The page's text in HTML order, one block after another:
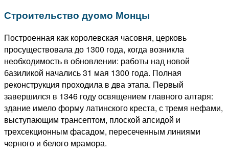
Строительство дуомо Монцы
Построенная как королевская часовня, церковь
просуществовала до 1300 года, когда возникла
необходимость в обновлении: работы над новой
базиликой начались 31 мая 1300 года. Полная
реконструкция проходила в два этапа. Первый
завершился в 1346 году освящением главного алтаря:
здание имело форму латинского креста, с тремя нефами,
выступающим трансептом, плоской апсидой и
трехсекционным фасадом, пересеченным линиями
черного и белого мрамора.